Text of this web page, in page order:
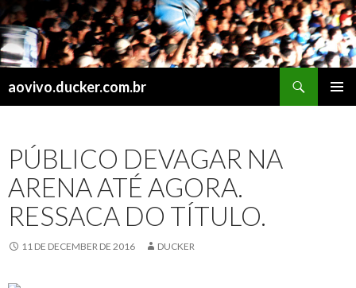
aovivo.ducker.com.br
PÚBLICO DEVAGAR NA
ARENA ATÉ AGORA.
RESSACA DO TÍTULO.
11 DE DECEMBER DE 2016 DUCKER